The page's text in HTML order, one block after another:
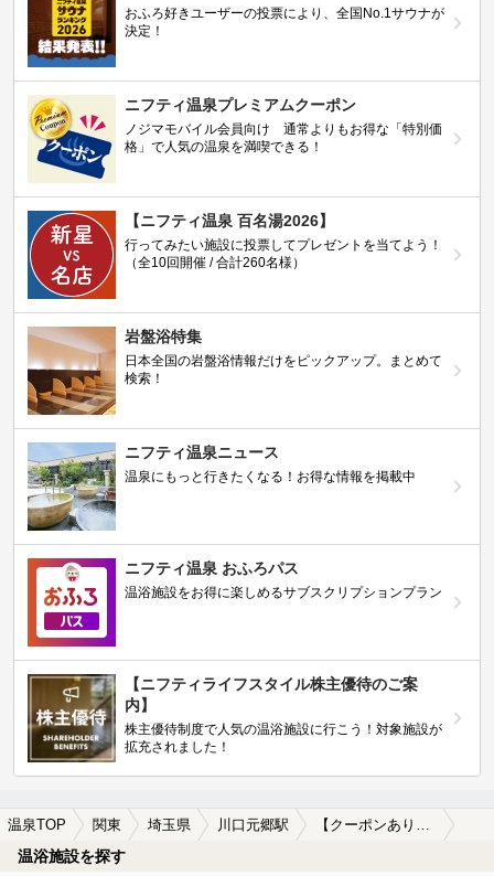
おふろ好きユーザーの投票により、全国No.1サウナが
決定！
ニフティ温泉プレミアムクーポン
ノジマモバイル会員向け 通常よりもお得な「特別価
格」で人気の温泉を満喫できる！
【ニフティ温泉 百名湯2026】
行ってみたい施設に投票してプレゼントを当てよう！
（全10回開催 / 合計260名様）
岩盤浴特集
日本全国の岩盤浴情報だけをピックアップ。まとめて
検索！
ニフティ温泉ニュース
温泉にもっと行きたくなる！お得な情報を掲載中
ニフティ温泉 おふろパス
温浴施設をお得に楽しめるサブスクリプションプラン
【ニフティライフスタイル株主優待のご案
内】
株主優待制度で人気の温浴施設に行こう！対象施設が
拡充されました！
温泉TOP 関東 埼玉県 川口元郷駅 【クーポンあり】漫画が楽しめる川口元郷駅近くの温泉、日帰り温泉、スーパー銭湯おすすめ
温浴施設を探す